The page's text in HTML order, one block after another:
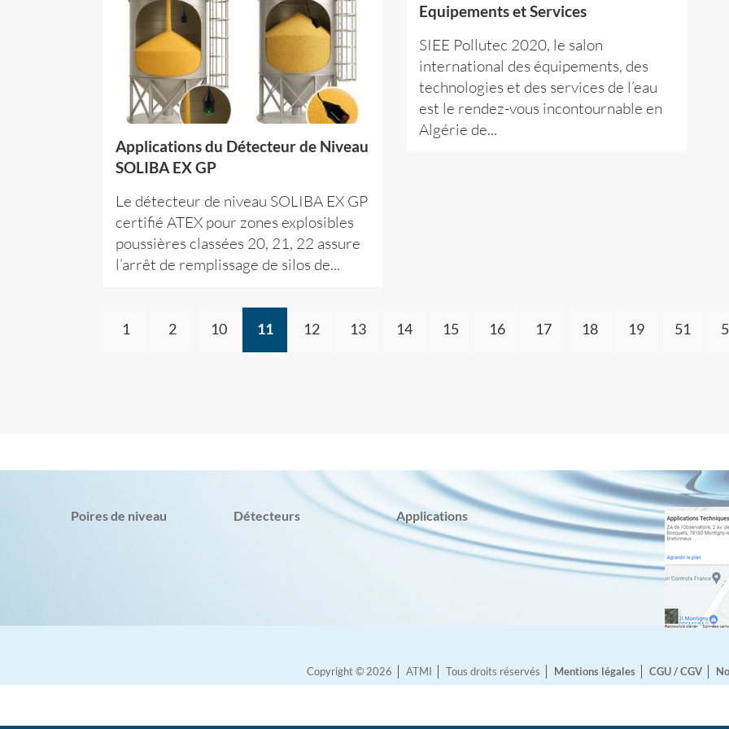
Applications du Détecteur de Niveau
SOLIBA EX GP
Le détecteur de niveau SOLIBA EX GP
certifié ATEX pour zones explosibles
poussières classées 20, 21, 22 assure
l’arrêt de remplissage de silos de...
Equipements et Services
SIEE Pollutec 2020, le salon
international des équipements, des
technologies et des services de l’eau
est le rendez-vous incontournable en
Algérie de...
1 2 10 11 12 13 14 15 16 17 18 19 51
Poires de niveau Détecteurs Applications
Copyright © 2026 ATMI Tous droits réservés Mentions légales CGU / CGV